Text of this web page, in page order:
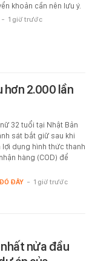
khoản cần nên lưu ý.
- 1 giờ trước
hơn 2.000 lần
32 tuổi tại Nhật Bản
sát bắt giữ sau khi
lợi dụng hình thức thanh
hàng (COD) để
ĐÂY - 1 giờ trước
nửa đầu